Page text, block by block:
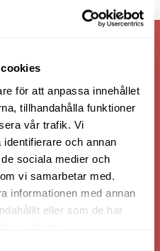
för att anpassa innehållet
tillhandahålla funktioner
vår trafik. Vi
och annan
sociala medier och
vi samarbetar med.
informationen med annan
eller som de har